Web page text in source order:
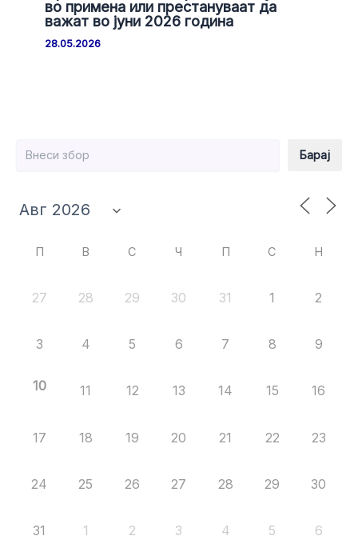
во примена или престануваат да
важат во јуни 2026 година
28.05.2026
Барај
П В С Ч П С Н
27 28 29 30 31 1 2
3 4 5 6 7 8 9
10 11 12 13 14 15 16
17 18 19 20 21 22 23
24 25 26 27 28 29 30
31 1 2 3 4 5 6